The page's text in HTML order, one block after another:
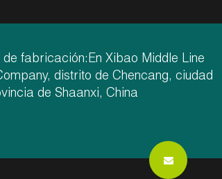
de fabricación:En Xibao Middle Line
distrito de Chencang, ciudad
de Shaanxi, China